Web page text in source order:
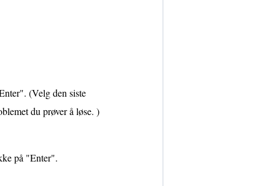
(Velg den siste
du prøver å løse. )
på "Enter".